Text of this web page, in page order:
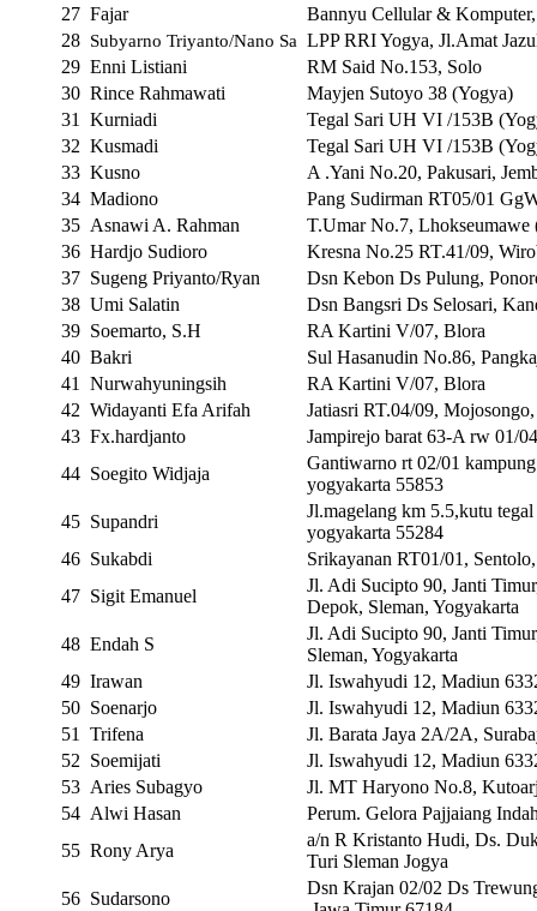
27 Fajar
Bannyu Cellular &
28 Subyarno Triyanto/Nano Sa LPP RRI Yogya, Jl.Amat
29 Enni Listiani
RM Said No.153, Solo
30 Rince Rahmawati
Mayjen Sutoyo 38 (Yogya)
31
Kurniadi
Tegal Sari UH VI /153B
32 Kusmadi
Tegal Sari UH VI /153B
33 Kusno
A .Yani No.20, Pakusari,
34 Madiono
Pang Sudirman RT05/01
35 Asnawi A. Rahman
T.Umar No.7, Lhokseumawe
36 Hardjo Sudioro
Kresna No.25 RT.41/09,
37 Sugeng Priyanto/Ryan
Dsn Kebon Ds Pulung,
38 Umi Salatin
Dsn Bangsri Ds Selosari,
39 Soemarto, S.H
RA Kartini V/07, Blora
40 Bakri
Sul Hasanudin No.86,
41
Nurwahyuningsih
RA Kartini V/07, Blora
42 Widayanti Efa Arifah
Jatiasri RT.04/09,
43 Fx.hardjanto
Jampirejo barat 63-A rw 01/
44 Soegito Widjaja
Gantiwarno rt 02/01
yogyakarta 55853
45 Supandri
Jl.magelang km 5.5,kutu
yogyakarta 55284
46 Sukabdi
Srikayanan RT01/01,
47 Sigit Emanuel
Jl. Adi Sucipto 90, Janti
Depok, Sleman, Yogyakarta
48 Endah S
Jl. Adi Sucipto 90, Janti
Sleman, Yogyakarta
49 Irawan
Jl. Iswahyudi 12, Madiun
50 Soenarjo
Jl. Iswahyudi 12, Madiun
51
Trifena
Jl. Barata Jaya 2A/2A,
52 Soemijati
Jl. Iswahyudi 12, Madiun
53 Aries Subagyo Jl. MT Haryono No.8,
54 Alwi Hasan
Perum. Gelora Pajjaiang
55 Rony Arya
a/n R Kristanto Hudi, Ds.
Turi Sleman Jogya
56 Sudarsono
Dsn Krajan 02/02 Ds